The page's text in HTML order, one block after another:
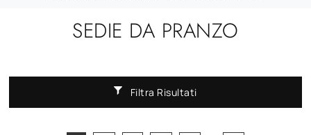
SEDIE DA PRANZO
Filtra Risultati